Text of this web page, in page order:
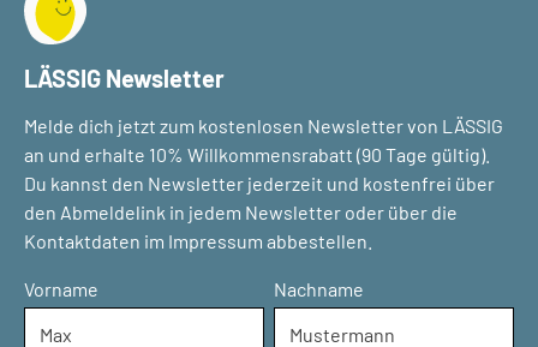
LÄSSIG Newsletter
Melde dich jetzt zum kostenlosen Newsletter von LÄSSIG
an und erhalte 10% Willkommensrabatt (90 Tage gültig).
Du kannst den Newsletter jederzeit und kostenfrei über
den Abmeldelink in jedem Newsletter oder über die
Kontaktdaten im Impressum abbestellen.
Vorname Nachname